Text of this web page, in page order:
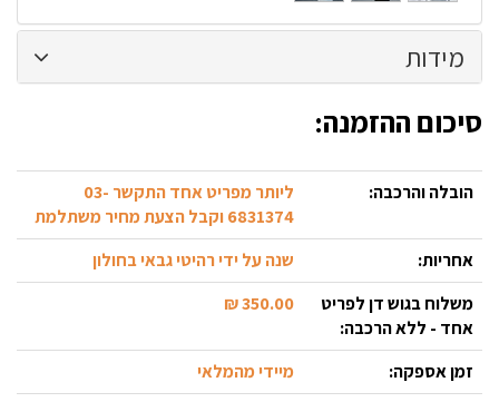
125
260
מידות
סיכום ההזמנה:
הובלה והרכבה:
ליותר מפריט אחד התקשר 03-
6831374 וקבל הצעת מחיר משתלמת
אחריות:
שנה על ידי רהיטי גבאי בחולון
משלוח בגוש דן לפריט
אחד - ללא הרכבה:
350.00 ₪
זמן אספקה:
מיידי מהמלאי